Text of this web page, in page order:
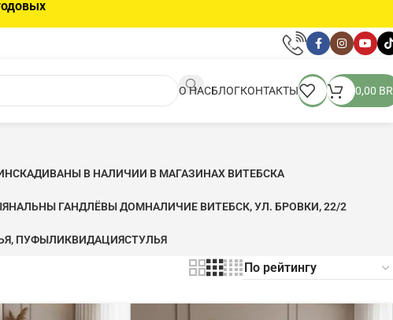
О НАСБЛОГКОНТАКТЫ 0,00 BR
ДИВАНЫ В НАЛИЧИИ В МАГАЗИНАХ ВИТЕБСКА
ГАНДЛЁВЫ ДОМНАЛИЧИЕ ВИТЕБСК, УЛ. БРОВКИ, 22/2
ПУФЫЛИКВИДАЦИЯCТУЛЬЯ